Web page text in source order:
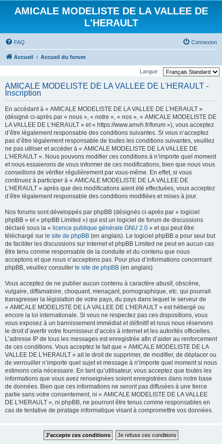
AMICALE MODELISTE DE LA VALLEE DE
L'HERAULT
FAQ Connexion
Accueil Accueil du forum
Langue :
AMICALE MODELISTE DE LA VALLEE DE L'HERAULT -
Inscription
En accédant à « AMICALE MODELISTE DE LA VALLEE DE L'HERAULT »
(désigné ci-après par « nous », « notre », « nos », « AMICALE MODELISTE DE
LA VALLEE DE L'HERAULT » et « https://www.amvh.fr/forum »), vous acceptez
d’être légalement responsable des conditions suivantes. Si vous n’acceptez
pas d’être légalement responsable de toutes les conditions suivantes, veuillez
ne pas utiliser et accéder à « AMICALE MODELISTE DE LA VALLEE DE
L'HERAULT ». Nous pouvons modifier ces conditions à n’importe quel moment
et nous essaierons de vous informer de ces modifications, bien que nous vous
conseillons de vérifier régulièrement par vous-même. En effet, si vous
continuez à participer à « AMICALE MODELISTE DE LA VALLEE DE
L'HERAULT » après que des modifications aient été effectuées, vous acceptez
d’être légalement responsable des conditions modifiées et mises à jour.
Nos forums sont développés par phpBB (désignés ci-après par « logiciel
phpBB » et « phpBB Limited ») qui est un logiciel de forum de discussions
déclaré sous la « licence publique générale GNU 2.0 » et qui peut être
téléchargé sur le site de phpBB (en anglais). Le logiciel phpBB a pour seul but
de faciliter les discussions sur internet et phpBB Limited ne peut en aucun cas
être tenu comme responsable de la conduite et du contenu que nous
acceptons et que nous n’acceptons pas. Pour plus d’informations concernant
phpBB, veuillez consulter le site de phpBB (en anglais).
Vous acceptez de ne publier aucun contenu à caractère abusif, obscène,
vulgaire, diffamatoire, choquant, menaçant, pornographique, etc. qui pourrait
transgresser la législation de votre pays, du pays dans lequel le serveur de
« AMICALE MODELISTE DE LA VALLEE DE L'HERAULT » est hébergé ou
encore la loi internationale. Si vous ne respectez pas ces dispositions, vous
vous exposez à un bannissement immédiat et définitif et nous nous réservons
le droit d’avertir votre fournisseur d’accès à internet et les autorités officielles.
L’adresse IP de tous les messages est enregistrée afin d’aider au renforcement
de ces conditions. Vous acceptez le fait que « AMICALE MODELISTE DE LA
VALLEE DE L'HERAULT » ait le droit de supprimer, de modifier, de déplacer ou
de verrouiller n’importe quel sujet et message à n’importe quel moment si nous
estimons cela nécessaire. En tant qu’utilisateur, vous acceptez que toutes les
informations que vous avez renseignées soient enregistrées dans notre base
de données. Bien que ces informations ne seront pas diffusées à une tierce
partie sans votre consentement, ni « AMICALE MODELISTE DE LA VALLEE
DE L'HERAULT », ni phpBB, ne pourront être tenus comme responsables en
cas de tentative de piratage informatique visant à compromettre vos données.